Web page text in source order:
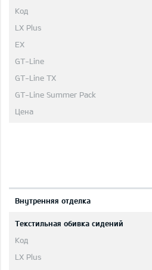
Bнутренняя отделка
Текстильная обивка сидений